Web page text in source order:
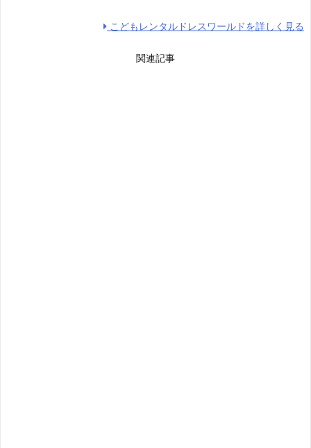
こどもレンタルドレスワールドを詳しく見る
関連記事